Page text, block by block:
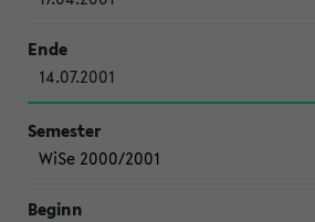
14.07.2001
WiSe 2000/2001